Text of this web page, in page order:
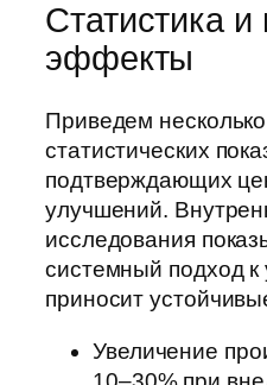
Статистика
эффекты
Приведем
статистических
подтверждающих
улучшений.
исследования
системный подход
приносит
Увеличение